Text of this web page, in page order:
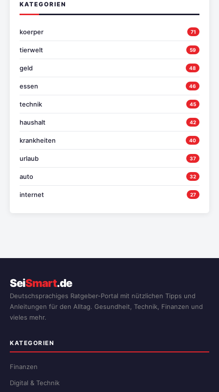
KATEGORIEN
koerper 71
tierwelt 59
geld 48
essen 46
technik 45
haushalt 42
krankheiten 40
urlaub 37
auto 32
internet 27
SeiSmart.de
Deutschsprachiges Ratgeber-Portal mit nützlichen Tipps und
Anleitungen für den Alltag. Gesundheit, Technik, Finanzen und
vieles mehr.
KATEGORIEN
Finanzen
Digital & Technik